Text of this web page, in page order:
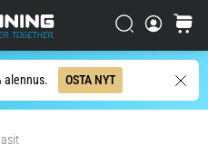
alennus. OSTA NYT
Etsi